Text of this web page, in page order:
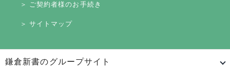
＞ ご契約者様のお手続き
＞ サイトマップ
鎌倉新書のグループサイト